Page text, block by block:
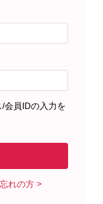
会員IDの入力を
れの方